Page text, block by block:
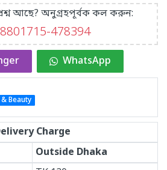
আছে? অনুগ্রহপূর্বক কল করুন:
478394
WhatsApp
Beauty
Charge
Outside Dhaka